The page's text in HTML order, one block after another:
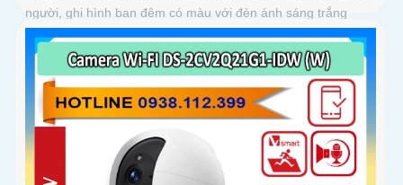
người, ghi hình ban đêm có màu với đèn ánh sáng trắng
30m, lưu trữ lên tới 512GB, phù hợp giám sát toàn diện